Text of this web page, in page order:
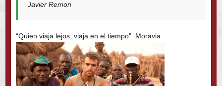
Javier Remon
“Quien viaja lejos, viaja en el tiempo” Moravia